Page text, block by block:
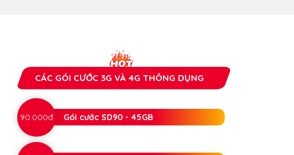
CÁC GÓI CƯỚC 3G VÀ 4G THÔNG DỤNG
90.000đ Gói cước SD90 - 45GB